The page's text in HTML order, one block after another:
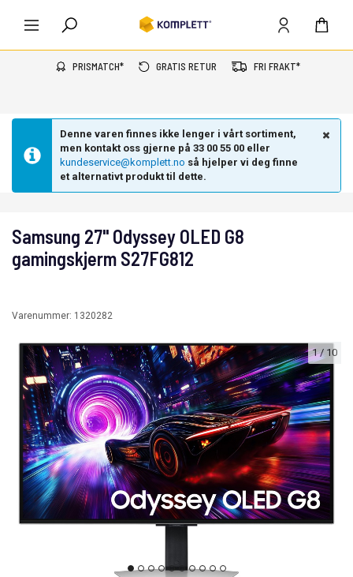
PRISMATCH* GRATIS RETUR FRI FRAKT*
Denne varen finnes ikke lenger i vårt sortiment,
men kontakt oss gjerne på 33 00 55 00 eller
kundeservice@komplett.no så hjelper vi deg finne
et alternativt produkt til dette.
1/ 10
Samsung 27" Odyssey OLED G8
gamingskjerm S27FG812
Varenummer: 1320282